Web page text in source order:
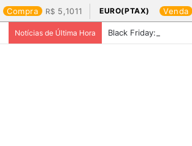
Compra 5,1011 EURO(PTAX) Venda
Notícias de Última Hora Black Friday: os